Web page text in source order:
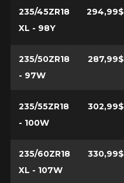
235/45ZR18
XL - 98Y
294,99$
235/50ZR18
- 97W
287,99$
235/55ZR18
- 100W
302,99$
235/60ZR18
XL - 107W
330,99$